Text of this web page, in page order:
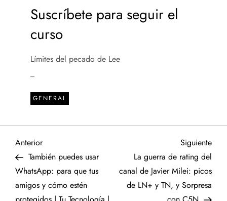
Suscríbete para seguir el
curso
Límites del pecado de Lee
GENERAL
N
a
v
Entrada
anterior
Anterior
También puedes usar
WhatsApp: para que tus
amigos y cómo estén
Siguiente
La guerra de rating del
canal de Javier Milei: picos
de LN+ y TN, y Sorpresa